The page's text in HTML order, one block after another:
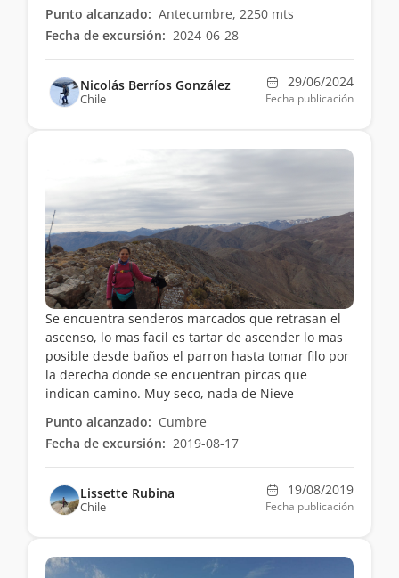
Punto alcanzado: Antecumbre, 2250 mts
Fecha de excursión: 2024-06-28
Nicolás Berríos González
Chile
29/06/2024
Fecha publicación
Se encuentra senderos marcados que retrasan el
ascenso, lo mas facil es tartar de ascender lo mas
posible desde baños el parron hasta tomar filo por
la derecha donde se encuentran pircas que
indican camino. Muy seco, nada de Nieve
Punto alcanzado: Cumbre
Fecha de excursión: 2019-08-17
Lissette Rubina
Chile
19/08/2019
Fecha publicación